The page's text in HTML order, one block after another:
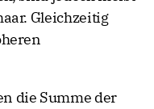
Gleichzeitig
die Summe der